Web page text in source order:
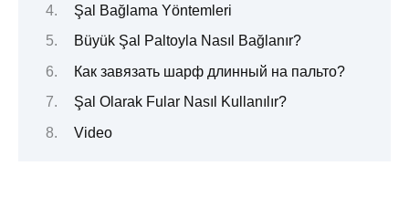
Şal Bağlama Yöntemleri
Büyük Şal Paltoyla Nasıl Bağlanır?
Как завязать шарф длинный на пальто?
Şal Olarak Fular Nasıl Kullanılır?
Video